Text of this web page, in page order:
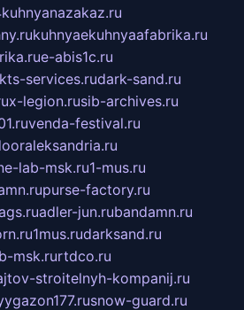
kuhnyaekuhnyaafabrika.ru
e-abis1c.ru
kts-services.rudark-sand.ru
x-legion.rusib-archives.ru
venda-festival.ru
lab-msk.ru1-mus.ru
purse-factory.ru
adler-jun.rubandamn.ru
1mus.rudarksand.ru
msk.rurtdco.ru
stroitelnyh-kompanij.ru
snow-guard.ru